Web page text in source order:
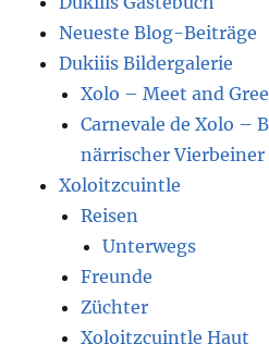
Dukiiis Gästebuch
Neueste Blog-Beiträge
Dukiiis Bildergalerie
Xolo – Meet and
Carnevale de Xolo –
närrischer Vierbeiner
Xoloitzcuintle
Reisen
Unterwegs
Freunde
Züchter